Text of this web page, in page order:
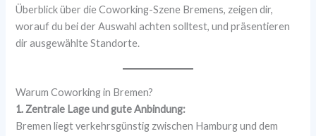
Überblick über die Coworking-Szene Bremens, zeigen dir,
worauf du bei der Auswahl achten solltest, und präsentieren
dir ausgewählte Standorte.
Warum Coworking in Bremen?
1. Zentrale Lage und gute Anbindung:
Bremen liegt verkehrsgünstig zwischen Hamburg und dem